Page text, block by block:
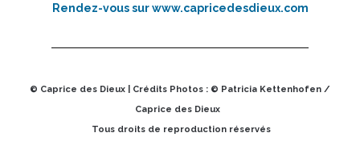
Rendez-vous surwww.capricedesdieux.com
© Caprice des Dieux | Crédits Photos : © Patricia Kettenhofen /
Caprice des Dieux
Tous droits de reproduction réservés